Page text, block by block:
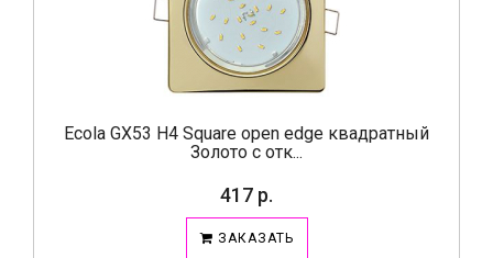
Ecola GX53 H4 Square open edge квадратный
Золото с отк...
417 р.
ЗАКАЗАТЬ